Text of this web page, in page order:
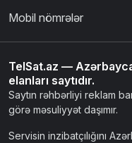
Mobil nömrələr
TelSat.az —
elanları saytıdır.
Saytın rəhbərliyi reklam
görə məsuliyyət daşımır.
Servisin inzibatçılığını